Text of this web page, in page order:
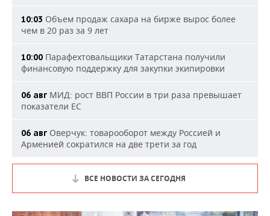
10:03 Объем продаж сахара на бирже вырос более
чем в 20 раз за 9 лет
10:00 Парафехтовальщики Татарстана получили
финансовую поддержку для закупки экипировки
06 авг МИД: рост ВВП России в три раза превышает
показатели ЕС
06 авг Оверчук: товарооборот между Россией и
Арменией сократился на две трети за год
ВСЕ НОВОСТИ ЗА СЕГОДНЯ